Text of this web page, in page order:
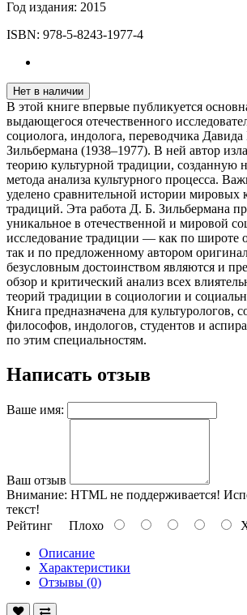
Год издания: 2015
ISBN: 978-5-8243-1977-4
Нет в наличии
В этой книге впервые публикуется
выдающегося отечественного
социолога, индолога, переводчика
Зильбермана (1938–1977). В ней автор
теорию культурной традиции, созданную
метода анализа культурного процесса.
уделено сравнительной истории мировых
традиций. Эта работа Д. Б. Зильбермана
уникальное в отечественной и мировой
исследование традиции — как по широте
так и по предложенному автором
безусловным достоинством являются и
обзор и критический анализ всех
теорий традиции в социологии и
Книга предназначена для культурологов,
философов, индологов, студентов и
по этим специальностям.
Написать отзыв
Ваше имя:
Ваш отзыв
Внимание: HTML не поддерживается!
текст!
Рейтинг Плохо
Описание
Характеристики
Отзывы (0)